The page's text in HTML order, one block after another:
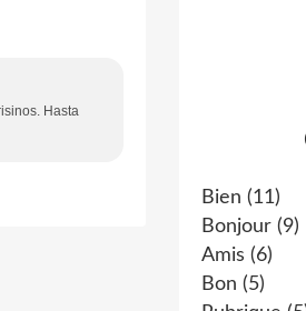
Hasta
Bien (11)
Bonjour (9)
Amis (6)
Bon (5)